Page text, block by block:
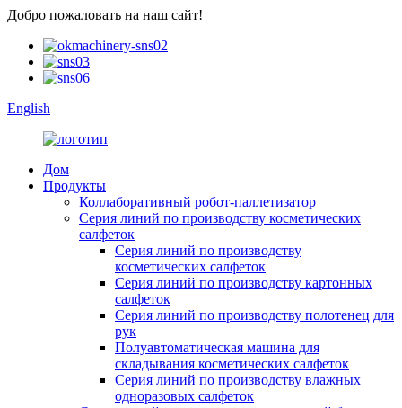
Добро пожаловать на наш сайт!
English
Дом
Продукты
Коллаборативный робот-паллетизатор
Серия линий по производству косметических
салфеток
Серия линий по производству
косметических салфеток
Серия линий по производству картонных
салфеток
Серия линий по производству полотенец для
рук
Полуавтоматическая машина для
складывания косметических салфеток
Серия линий по производству влажных
одноразовых салфеток